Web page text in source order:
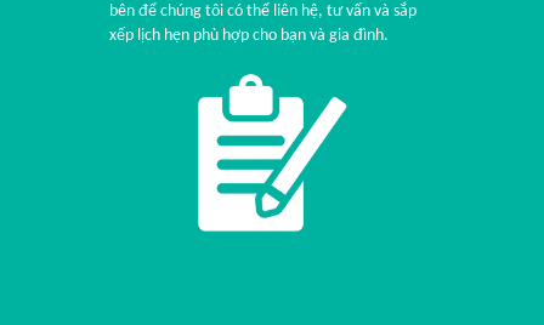
bên để chúng tôi có thể liên hệ, tư vấn và sắp
xếp lịch hẹn phù hợp cho bạn và gia đình.